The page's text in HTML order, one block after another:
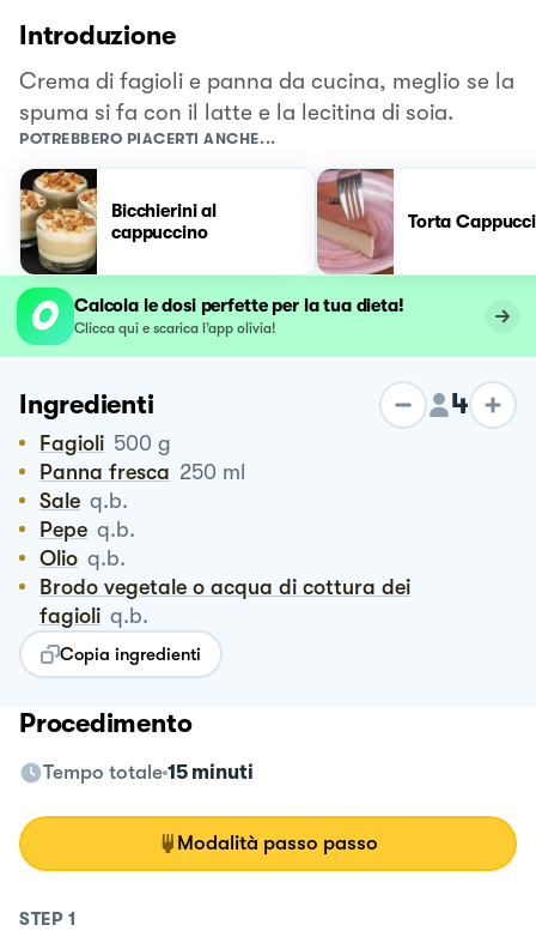
Introduzione
Crema di fagioli e panna da cucina, meglio se la
spuma si fa con il latte e la lecitina di soia.
POTREBBERO PIACERTI ANCHE...
Bicchierini al
cappuccino
Torta
Calcola le dosi perfette per la tua dieta!
Clicca qui e scarica l’app olivia!
Ingredienti 4
Fagioli 500 g
Panna fresca 250 ml
Sale q.b.
Pepe q.b.
Olio q.b.
Brodo vegetale o acqua di cottura dei
fagioli q.b.
Copia ingredienti
Procedimento
Tempo totale 15 minuti
Modalità passo passo
STEP 1